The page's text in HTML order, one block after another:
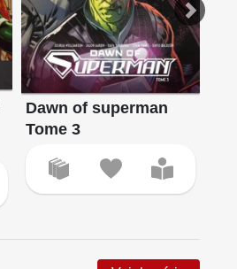
Dawn of superman
Tome 3